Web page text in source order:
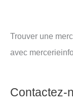
Trouver une
avec
Contactez-